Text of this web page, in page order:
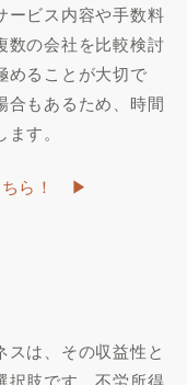
ービス内容や手数料
数の会社を比較検討
めることが大切で
合もあるため、時間
す。
ちら！ ▶︎
は、その収益性と
択肢です。不労所得